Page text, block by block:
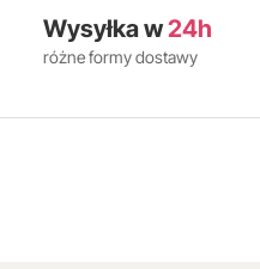
Wysyłka w24h
różne formy dostawy